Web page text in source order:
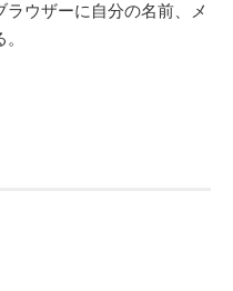
ウザーに自分の名前、メ